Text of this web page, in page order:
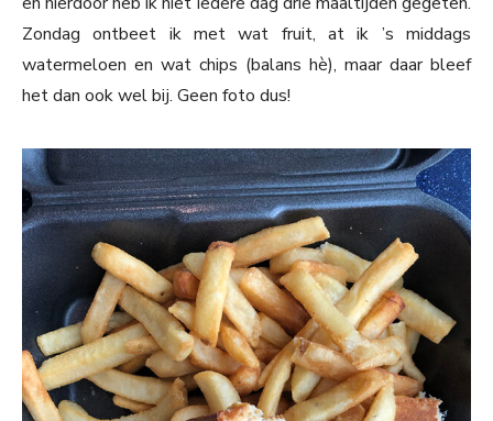
Zondag ontbeet ik met wat fruit, at ik ’s middags
watermeloen en wat chips (balans hè), maar daar bleef
het dan ook wel bij. Geen foto dus!